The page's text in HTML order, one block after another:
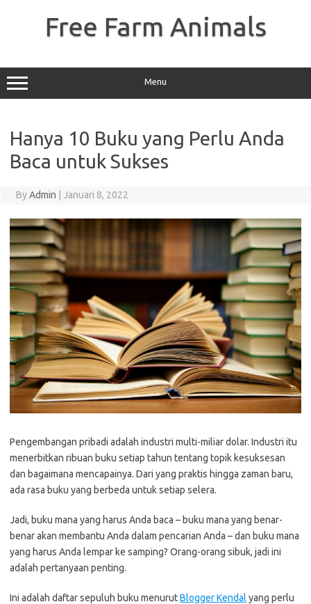
Free Farm Animals
Menu
Hanya 10 Buku yang Perlu Anda
Baca untuk Sukses
ByAdmin Januari 8, 2022
Pengembangan pribadi adalah industri multi-miliar dolar. Industri itu
menerbitkan ribuan buku setiap tahun tentang topik kesuksesan
dan bagaimana mencapainya. Dari yang praktis hingga zaman baru,
ada rasa buku yang berbeda untuk setiap selera.
Jadi, buku mana yang harus Anda baca – buku mana yang benar-
benar akan membantu Anda dalam pencarian Anda – dan buku mana
yang harus Anda lempar ke samping? Orang-orang sibuk, jadi ini
adalah pertanyaan penting.
Ini adalah daftar sepuluh buku menurutBlogger Kendal yang perlu